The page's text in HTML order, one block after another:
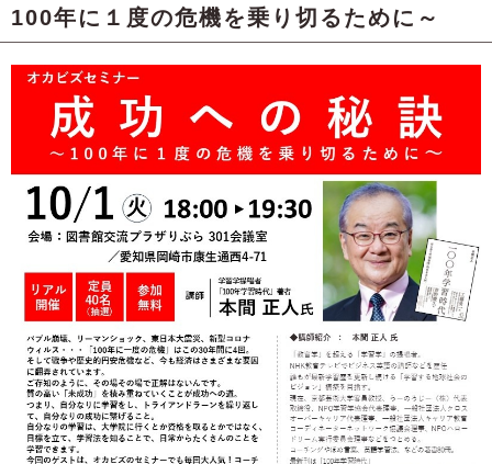
100年に１度の危機を乗り切るために～